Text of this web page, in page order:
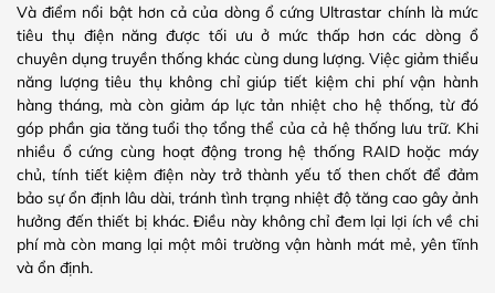
Và điểm nổi bật hơn cả của dòng ổ cứng Ultrastar chính là mức
tiêu thụ điện năng được tối ưu ở mức thấp hơn các dòng ổ
chuyên dụng truyền thống khác cùng dung lượng. Việc giảm thiểu
năng lượng tiêu thụ không chỉ giúp tiết kiệm chi phí vận hành
hàng tháng, mà còn giảm áp lực tản nhiệt cho hệ thống, từ đó
góp phần gia tăng tuổi thọ tổng thể của cả hệ thống lưu trữ. Khi
nhiều ổ cứng cùng hoạt động trong hệ thống RAID hoặc máy
chủ, tính tiết kiệm điện này trở thành yếu tố then chốt để đảm
bảo sự ổn định lâu dài, tránh tình trạng nhiệt độ tăng cao gây ảnh
hưởng đến thiết bị khác. Điều này không chỉ đem lại lợi ích về chi
phí mà còn mang lại một môi trường vận hành mát mẻ, yên tĩnh
và ổn định.